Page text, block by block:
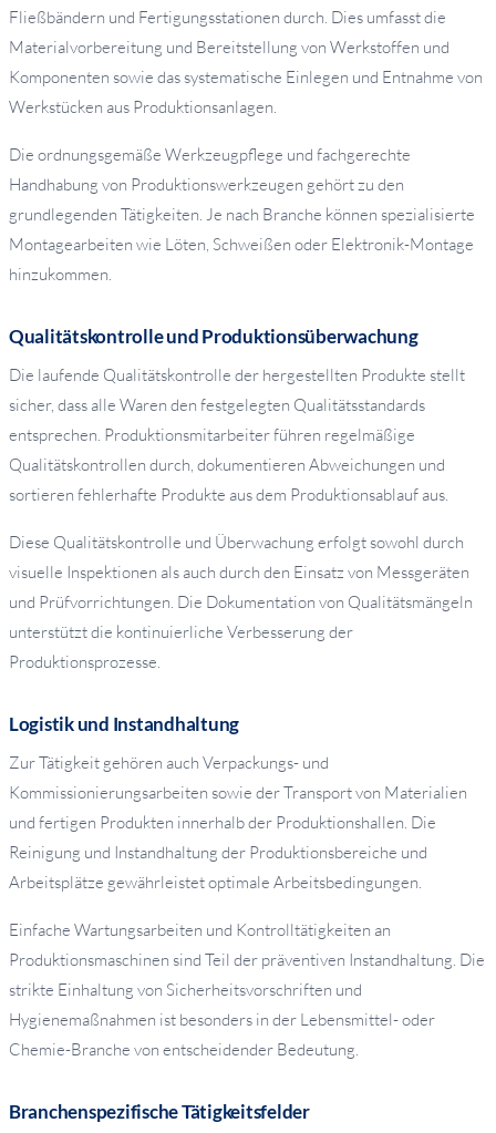
Fließbändern und Fertigungsstationen durch. Dies umfasst die
Materialvorbereitung und Bereitstellung von Werkstoffen und
Komponenten sowie das systematische Einlegen und Entnahme von
Werkstücken aus Produktionsanlagen.
Die ordnungsgemäße Werkzeugpflege und fachgerechte
Handhabung von Produktionswerkzeugen gehört zu den
grundlegenden Tätigkeiten. Je nach Branche können spezialisierte
Montagearbeiten wie Löten, Schweißen oder Elektronik-Montage
hinzukommen.
Qualitätskontrolle und Produktionsüberwachung
Die laufende Qualitätskontrolle der hergestellten Produkte stellt
sicher, dass alle Waren den festgelegten Qualitätsstandards
entsprechen. Produktionsmitarbeiter führen regelmäßige
Qualitätskontrollen durch, dokumentieren Abweichungen und
sortieren fehlerhafte Produkte aus dem Produktionsablauf aus.
Diese Qualitätskontrolle und Überwachung erfolgt sowohl durch
visuelle Inspektionen als auch durch den Einsatz von Messgeräten
und Prüfvorrichtungen. Die Dokumentation von Qualitätsmängeln
unterstützt die kontinuierliche Verbesserung der
Produktionsprozesse.
Logistik und Instandhaltung
Zur Tätigkeit gehören auch Verpackungs- und
Kommissionierungsarbeiten sowie der Transport von Materialien
und fertigen Produkten innerhalb der Produktionshallen. Die
Reinigung und Instandhaltung der Produktionsbereiche und
Arbeitsplätze gewährleistet optimale Arbeitsbedingungen.
Einfache Wartungsarbeiten und Kontrolltätigkeiten an
Produktionsmaschinen sind Teil der präventiven Instandhaltung. Die
strikte Einhaltung von Sicherheitsvorschriften und
Hygienemaßnahmen ist besonders in der Lebensmittel- oder
Chemie-Branche von entscheidender Bedeutung.
Branchenspezifische Tätigkeitsfelder